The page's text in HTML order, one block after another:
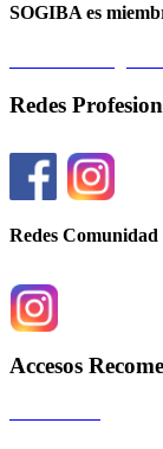
SOGIBA es
Redes
Redes Comunidad
Accesos